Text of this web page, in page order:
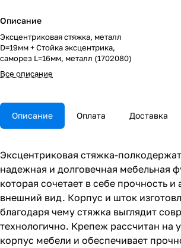
Описание
Эксцентриковая стяжка, металл
D=19мм + Стойка эксцентрика,
саморез L=16мм, металл (1702080)
Все описание
Описание Оплата Доставка
Эксцентриковая стяжка-
надежная и долговечная мебельная
которая сочетает в себе прочность и
внешний вид. Корпус и шток
благодаря чему стяжка выглядит
технологично. Крепеж рассчитан на
корпус мебели и обеспечивает